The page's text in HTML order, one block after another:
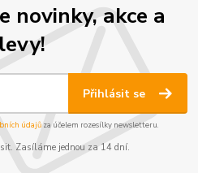
novinky, akce a
Přihlásit se
údajůza účelem rozesílky newsletteru.
Zasíláme jednou za 14 dní.